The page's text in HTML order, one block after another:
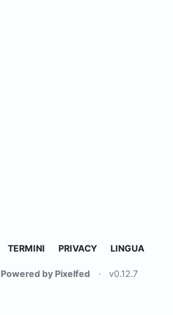
TERMINI PRIVACY LINGUA
Powered by Pixelfed · v0.12.7